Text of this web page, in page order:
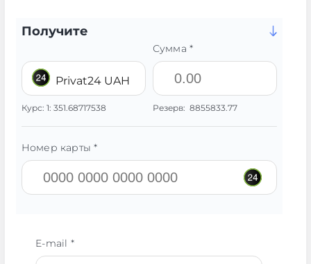
Получите
Privat24 UAH
Курс: 1: 351.68717538
Сумма *
Резерв: 8855833.77
Номер карты *
E-mail *